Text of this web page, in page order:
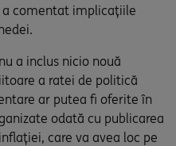
a comentat implicațiile
a inclus nicio nouă
a ratei de politică
ar putea fi oferite în
odată cu publicarea
care va avea loc pe